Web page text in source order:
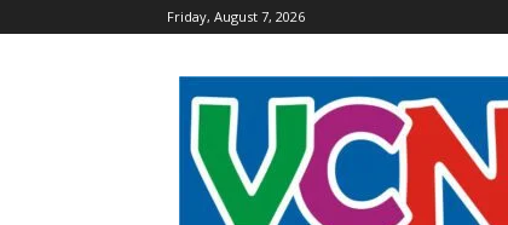
Friday, August 7, 2026